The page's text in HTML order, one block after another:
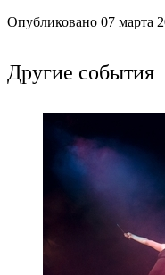
Опубликовано 07 марта
Другие события